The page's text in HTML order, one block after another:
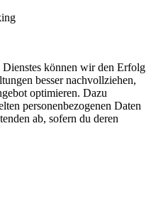
können wir den Erfolg
besser nachvollziehen,
optimieren. Dazu
personenbezogenen Daten
ab, sofern du deren